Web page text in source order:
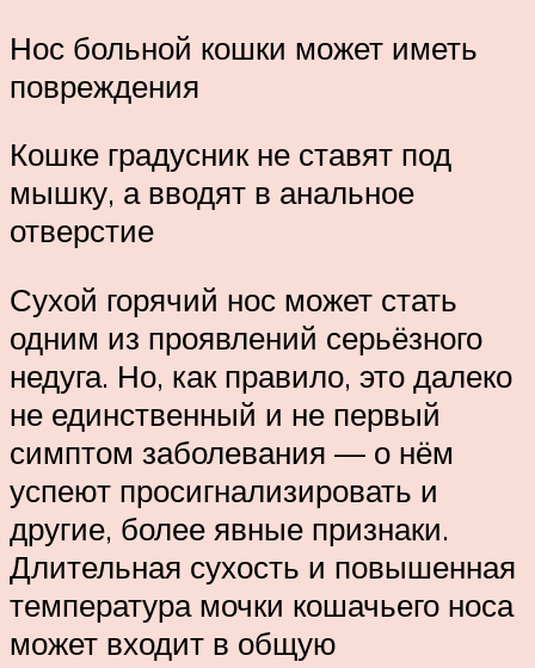
Нос больной кошки может иметь
повреждения
Кошке градусник не ставят под
мышку, а вводят в анальное
отверстие
Сухой горячий нос может стать
одним из проявлений серьёзного
недуга. Но, как правило, это далеко
не единственный и не первый
симптом заболевания — о нём
успеют просигнализировать и
другие, более явные признаки.
Длительная сухость и повышенная
температура мочки кошачьего носа
может входит в общую